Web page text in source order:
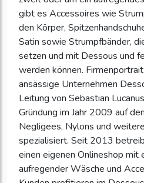
gibt es Accessoires wie
den Körper,
Satin sowie Strumpfbänder,
setzen und mit Dessous und
werden können.
ansässige Unternehmen
Leitung von Sebastian
Gründung im Jahr 2009 auf
Negligees, Nylons und
spezialisiert. Seit 2013
einen eigenen Onlineshop mit
aufregender Wäsche und